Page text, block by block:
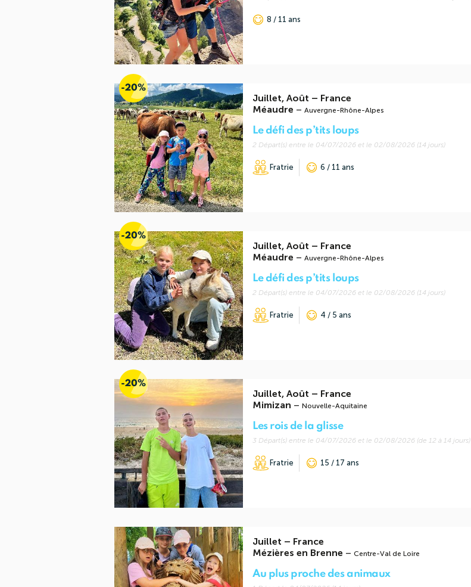
8 / 11 ans
-20%
Juillet, Août – France
Méaudre – Auvergne-Rhône-Alpes
Le défi des p’tits loups
2 Départ(s) entre le 04/07/2026 et le 02/08/2026 (14 jours)
Fratrie 6 / 11 ans
-20%
Juillet, Août – France
Méaudre – Auvergne-Rhône-Alpes
Le défi des p’tits loups
2 Départ(s) entre le 04/07/2026 et le 02/08/2026 (14 jours)
Fratrie 4 / 5 ans
-20%
Juillet, Août – France
Mimizan – Nouvelle-Aquitaine
Les rois de la glisse
3 Départ(s) entre le 04/07/2026 et le 02/08/2026 (de 12 à 14 jours)
Fratrie 15 / 17 ans
Juillet – France
Mézières en Brenne – Centre-Val de Loire
Au plus proche des animaux